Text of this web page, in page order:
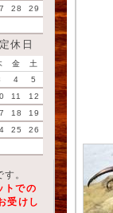
28
29
休日
金
土
4
5
11
12
18
19
25
26
。
トでの
受けし